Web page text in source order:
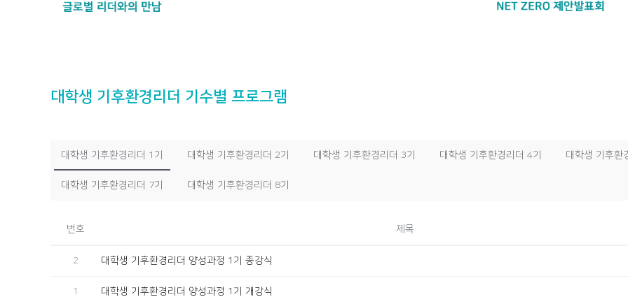
대학생 기후환경리더 기수별 프로그램
대학생 기후환경리더 1기 대학생 기후환경리더 2기 대학생 기후환경리더 3기 대학생 기후환경리더 4기 대학생 기후환
대학생 기후환경리더 7기 대학생 기후환경리더 8기
번호 제목
2 대학생 기후환경리더 양성과정 1기 종강식
1 대학생 기후환경리더 양성과정 1기 개강식